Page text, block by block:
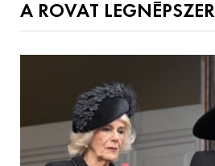
A ROVAT